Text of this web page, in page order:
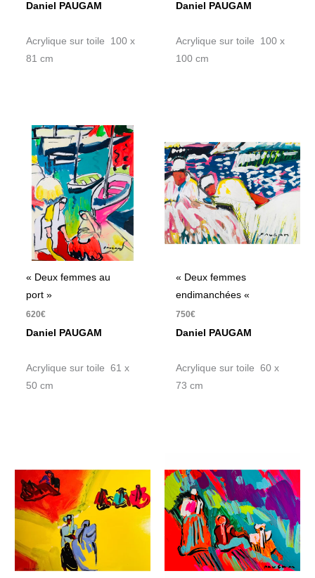
Daniel PAUGAM
Acrylique sur toile 100 x
81 cm
Daniel PAUGAM
Acrylique sur toile 100 x
100 cm
« Deux femmes au
port »
620€
Daniel PAUGAM
Acrylique sur toile 61 x
50 cm
« Deux femmes
endimanchées «
750€
Daniel PAUGAM
Acrylique sur toile 60 x
73 cm